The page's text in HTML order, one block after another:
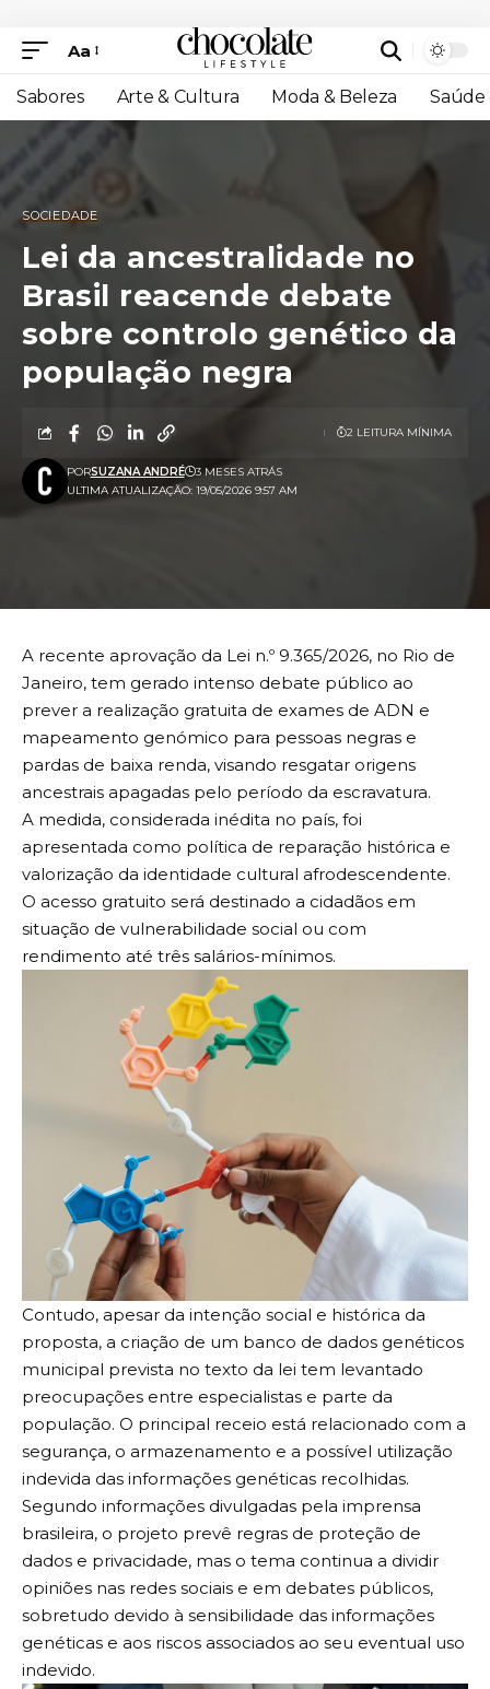
Aa
Sabores Arte & Cultura Moda & Beleza Saúde
SOCIEDADE
Lei da ancestralidade no
Brasil reacende debate
sobre controlo genético da
população negra
ULTIMA ATUALIZAÇÃO: 19/05/2026 9:57 AM
PORSUZANA ANDRÉ 3 MESES ATRÁS
2 LEITURA MÍNIMA
A recente aprovação da Lei n.º 9.365/2026, no Rio de
Janeiro, tem gerado intenso debate público ao
prever a realização gratuita de exames de ADN e
mapeamento genómico para pessoas negras e
pardas de baixa renda, visando resgatar origens
ancestrais apagadas pelo período da escravatura.
A medida, considerada inédita no país, foi
apresentada como política de reparação histórica e
valorização da identidade cultural afrodescendente.
O acesso gratuito será destinado a cidadãos em
situação de vulnerabilidade social ou com
rendimento até três salários-mínimos.
Contudo, apesar da intenção social e histórica da
proposta, a criação de um banco de dados genéticos
municipal prevista no texto da lei tem levantado
preocupações entre especialistas e parte da
população. O principal receio está relacionado com a
segurança, o armazenamento e a possível utilização
indevida das informações genéticas recolhidas.
Segundo informações divulgadas pela imprensa
brasileira, o projeto prevê regras de proteção de
dados e privacidade, mas o tema continua a dividir
opiniões nas redes sociais e em debates públicos,
sobretudo devido à sensibilidade das informações
genéticas e aos riscos associados ao seu eventual uso
indevido.